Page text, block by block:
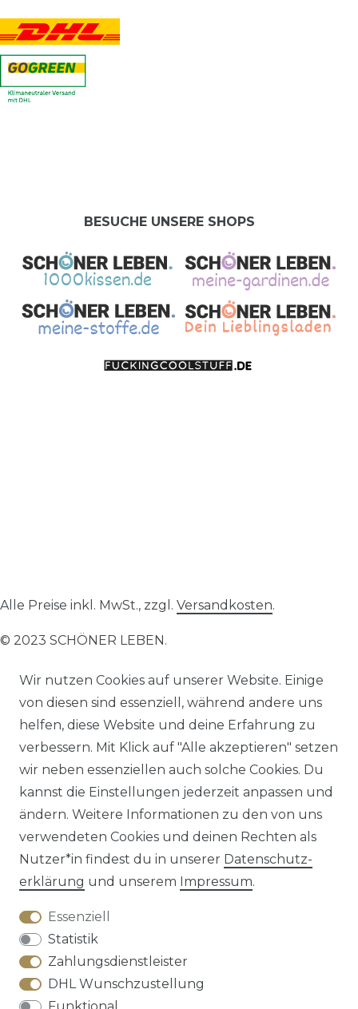
BESUCHE UNSERE SHOPS
Wir nutzen Cookies auf unserer Website. Einige
von diesen sind essenziell, während andere uns
helfen, diese Website und deine Erfahrung zu
verbessern. Mit Klick auf "Alle akzeptieren" setzen
wir neben essenziellen auch solche Cookies. Du
kannst die Einstellungen jederzeit anpassen und
ändern. Weitere Informationen zu den von uns
verwendeten Cookies und deinen Rechten als
Nutzer*in findest du in unserer Daten­schutz­
erklärung und unserem Impressum.
Essenziell
Statistik
Zahlungsdienstleister
DHL Wunschzustellung
Alle Preise inkl. MwSt., zzgl. Versandkosten.
© 2023 SCHÖNER LEBEN.
Impressum Daten­schutz­erklärung AGB
Barrierefreiheitserklärung Widerrufs­recht